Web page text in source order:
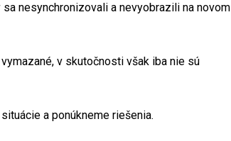
sa nesynchronizovali a nevyobrazili na novom
v skutočnosti však iba nie sú
a ponúkneme riešenia.